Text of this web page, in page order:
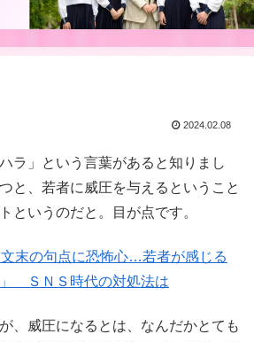
2024.02.08
ラ」という言葉があると知りまし
と、若者に威圧を与えるということ
というのだと。目が点です。
の句点に恐怖心…若者が感じる
」 ＳＮＳ時代の対処法は
、威圧になるとは、なんだかとても